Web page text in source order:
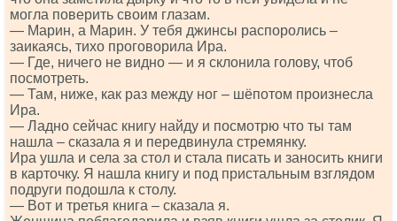
могла поверить своим глазам.
— Марин, а Марин. У тебя джинсы распоролись –
заикаясь, тихо проговорила Ира.
— Где, ничего не видно — и я склонила голову, чтоб
посмотреть.
— Там, ниже, как раз между ног – шёпотом произнесла
Ира.
— Ладно сейчас книгу найду и посмотрю что ты там
нашла – сказала я и передвинула стремянку.
Ира ушла и села за стол и стала писать и заносить книги
в карточку. Я нашла книгу и под пристальным взглядом
подруги подошла к столу.
— Вот и третья книга – сказала я.